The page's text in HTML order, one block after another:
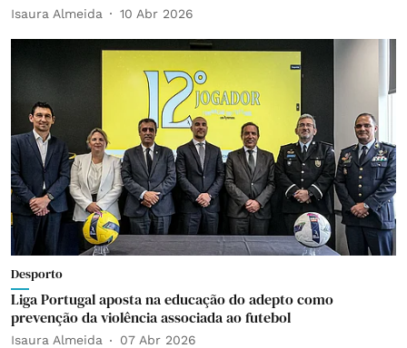
Isaura Almeida 10 Abr 2026
Desporto
Liga Portugal aposta na educação do adepto como
prevenção da violência associada ao futebol
Isaura Almeida 07 Abr 2026